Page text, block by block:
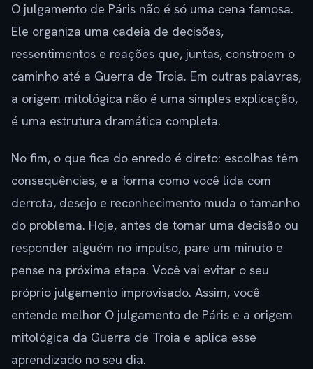
O julgamento de Páris não é só uma cena famosa.
Ele organiza uma cadeia de decisões,
ressentimentos e reações que, juntas, constroem o
caminho até a Guerra de Troia. Em outras palavras,
a origem mitológica não é uma simples explicação,
é uma estrutura dramática completa.
No fim, o que fica do enredo é direto: escolhas têm
consequências, e a forma como você lida com
derrota, desejo e reconhecimento muda o tamanho
do problema. Hoje, antes de tomar uma decisão ou
responder alguém no impulso, pare um minuto e
pense na próxima etapa. Você vai evitar o seu
próprio julgamento improvisado. Assim, você
entende melhor O julgamento de Páris e a origem
mitológica da Guerra de Troia e aplica esse
aprendizado no seu dia.